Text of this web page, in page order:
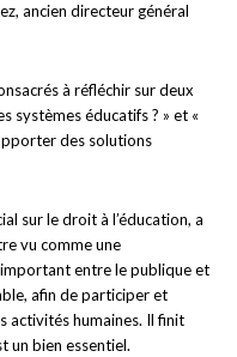
ancien directeur général
à réfléchir sur deux
systèmes éducatifs ? » et «
des solutions
sur le droit à l’éducation, a
vu comme une
entre le publique et
afin de participer et
activités humaines. Il finit
un bien essentiel.